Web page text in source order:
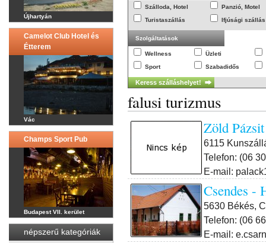
Újhartyán
Camelot Club Hotel és
Étterem
Vác
Champs Sport Pub
Budapest VII. kerület
népszerű kategóriák
Szálloda, Hotel
Panzió, Motel
Turistaszállás
Ifjúsági szállás
Szolgáltatások
Wellness
Üzleti
Sport
Szabadidős
falusi turizmus
Zöld
6115
Telefon: (06
E-mail:
Csendes -
5630 Békés,
Telefon: (06
E-mail: